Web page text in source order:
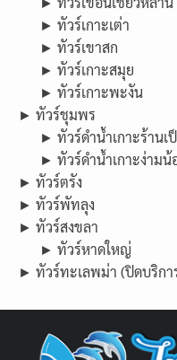
► ทัวร์เกาะเต่า
► ทัวร์เขาสก
► ทัวร์เกาะสมุย
► ทัวร์เกาะพะงัน
► ทัวร์ชุมพร
► ทัวร์ดำน้ำเกาะร้านเ
► ทัวร์ดำน้ำเกาะง่ามน้
► ทัวร์ตรัง
► ทัวร์พัทลุง
► ทัวร์สงขลา
► ทัวร์หาดใหญ่
► ทัวร์ทะเลพม่า (ปิดบริกา